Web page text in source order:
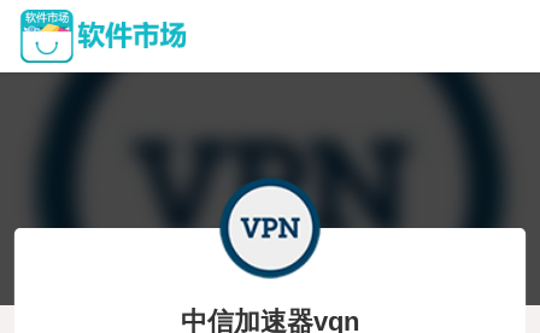
中信加速器vqn